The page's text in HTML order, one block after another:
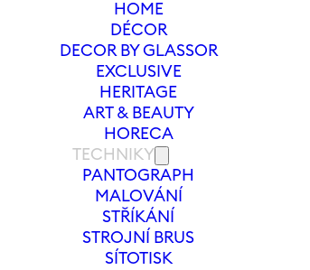
HOME
DÉCOR
DECOR BY GLASSOR
EXCLUSIVE
HERITAGE
ART & BEAUTY
HORECA
TECHNIKY
PANTOGRAPH
MALOVÁNÍ
STŘÍKÁNÍ
STROJNÍ BRUS
SÍTOTISK
VÁZA FOLKLOR 240 MM | BÍLÁ